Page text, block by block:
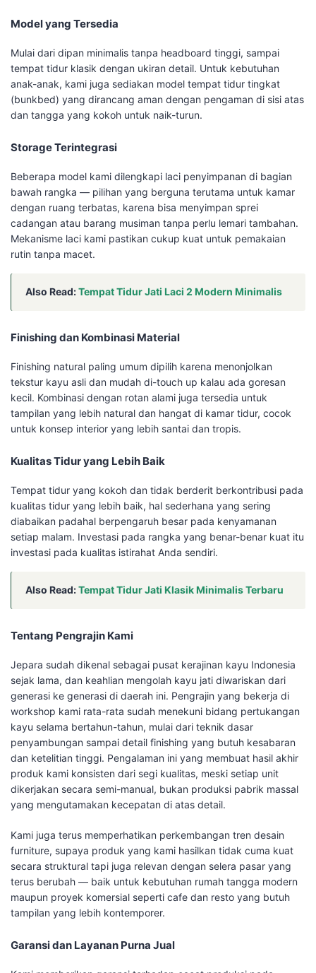
Model yang Tersedia
Mulai dari dipan minimalis tanpa headboard tinggi, sampai
tempat tidur klasik dengan ukiran detail. Untuk kebutuhan
anak-anak, kami juga sediakan model tempat tidur tingkat
(bunkbed) yang dirancang aman dengan pengaman di sisi atas
dan tangga yang kokoh untuk naik-turun.
Storage Terintegrasi
Beberapa model kami dilengkapi laci penyimpanan di bagian
bawah rangka — pilihan yang berguna terutama untuk kamar
dengan ruang terbatas, karena bisa menyimpan sprei
cadangan atau barang musiman tanpa perlu lemari tambahan.
Mekanisme laci kami pastikan cukup kuat untuk pemakaian
rutin tanpa macet.
Also Read:Tempat Tidur Jati Laci 2 Modern Minimalis
Finishing dan Kombinasi Material
Finishing natural paling umum dipilih karena menonjolkan
tekstur kayu asli dan mudah di-touch up kalau ada goresan
kecil. Kombinasi dengan rotan alami juga tersedia untuk
tampilan yang lebih natural dan hangat di kamar tidur, cocok
untuk konsep interior yang lebih santai dan tropis.
Kualitas Tidur yang Lebih Baik
Tempat tidur yang kokoh dan tidak berderit berkontribusi pada
kualitas tidur yang lebih baik, hal sederhana yang sering
diabaikan padahal berpengaruh besar pada kenyamanan
setiap malam. Investasi pada rangka yang benar-benar kuat itu
investasi pada kualitas istirahat Anda sendiri.
Also Read:Tempat Tidur Jati Klasik Minimalis Terbaru
Tentang Pengrajin Kami
Jepara sudah dikenal sebagai pusat kerajinan kayu Indonesia
sejak lama, dan keahlian mengolah kayu jati diwariskan dari
generasi ke generasi di daerah ini. Pengrajin yang bekerja di
workshop kami rata-rata sudah menekuni bidang pertukangan
kayu selama bertahun-tahun, mulai dari teknik dasar
penyambungan sampai detail finishing yang butuh kesabaran
dan ketelitian tinggi. Pengalaman ini yang membuat hasil akhir
produk kami konsisten dari segi kualitas, meski setiap unit
dikerjakan secara semi-manual, bukan produksi pabrik massal
yang mengutamakan kecepatan di atas detail.
Kami juga terus memperhatikan perkembangan tren desain
furniture, supaya produk yang kami hasilkan tidak cuma kuat
secara struktural tapi juga relevan dengan selera pasar yang
terus berubah — baik untuk kebutuhan rumah tangga modern
maupun proyek komersial seperti cafe dan resto yang butuh
tampilan yang lebih kontemporer.
Garansi dan Layanan Purna Jual